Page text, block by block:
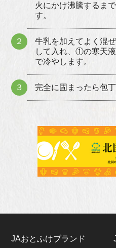
火にかけ沸騰するま
す。
２
牛乳を加えてよく混
して入れ、①の寒天
で冷やします。
３ 完全に固まったら包
JAおとふけブランド